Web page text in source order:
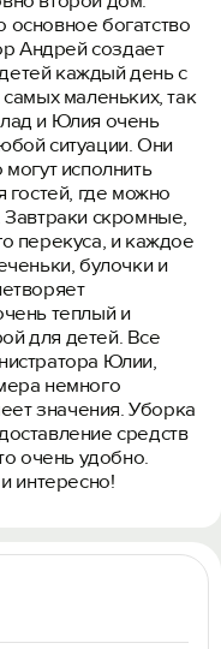
богатство
Андрей создает
каждый день с
маленьких, так
и Юлия очень
ситуации. Они
исполнить
гостей, где можно
Завтраки скромные,
перекуса, и каждое
булочки и
теплый и
для детей. Все
Юлии,
немного
значения. Уборка
средств
очень удобно.
интересно!